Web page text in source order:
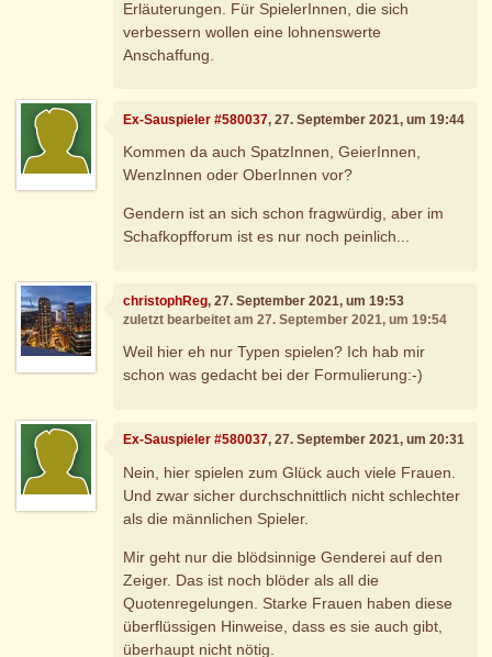
Erläuterungen. Für SpielerInnen, die sich
verbessern wollen eine lohnenswerte
Anschaffung.
Ex-Sauspieler #580037, 27. September 2021, um 19:44
Kommen da auch SpatzInnen, GeierInnen,
WenzInnen oder OberInnen vor?
Gendern ist an sich schon fragwürdig, aber im
Schafkopfforum ist es nur noch peinlich...
christophReg, 27. September 2021, um 19:53
zuletzt bearbeitet am 27. September 2021, um 19:54
Weil hier eh nur Typen spielen? Ich hab mir
schon was gedacht bei der Formulierung:-)
Ex-Sauspieler #580037, 27. September 2021, um 20:31
Nein, hier spielen zum Glück auch viele Frauen.
Und zwar sicher durchschnittlich nicht schlechter
als die männlichen Spieler.
Mir geht nur die blödsinnige Genderei auf den
Zeiger. Das ist noch blöder als all die
Quotenregelungen. Starke Frauen haben diese
überflüssigen Hinweise, dass es sie auch gibt,
überhaupt nicht nötig.